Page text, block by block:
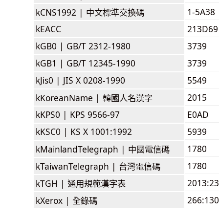
kCNS1992 | 中文標準交換碼
1-5A38
kEACC
213D69
kGB0 | GB/T 2312-1980
3739
kGB1 | GB/T 12345-1990
3739
kJis0 | JIS X 0208-1990
5549
kKoreanName | 韓國人名漢字
2015
kKPS0 | KPS 9566-97
E0AD
kKSC0 | KS X 1001:1992
5939
kMainlandTelegraph | 中國電信碼
1780
kTaiwanTelegraph | 台灣電信碼
1780
kTGH | 通用規範漢字表
kXerox | 全錄碼 266:130